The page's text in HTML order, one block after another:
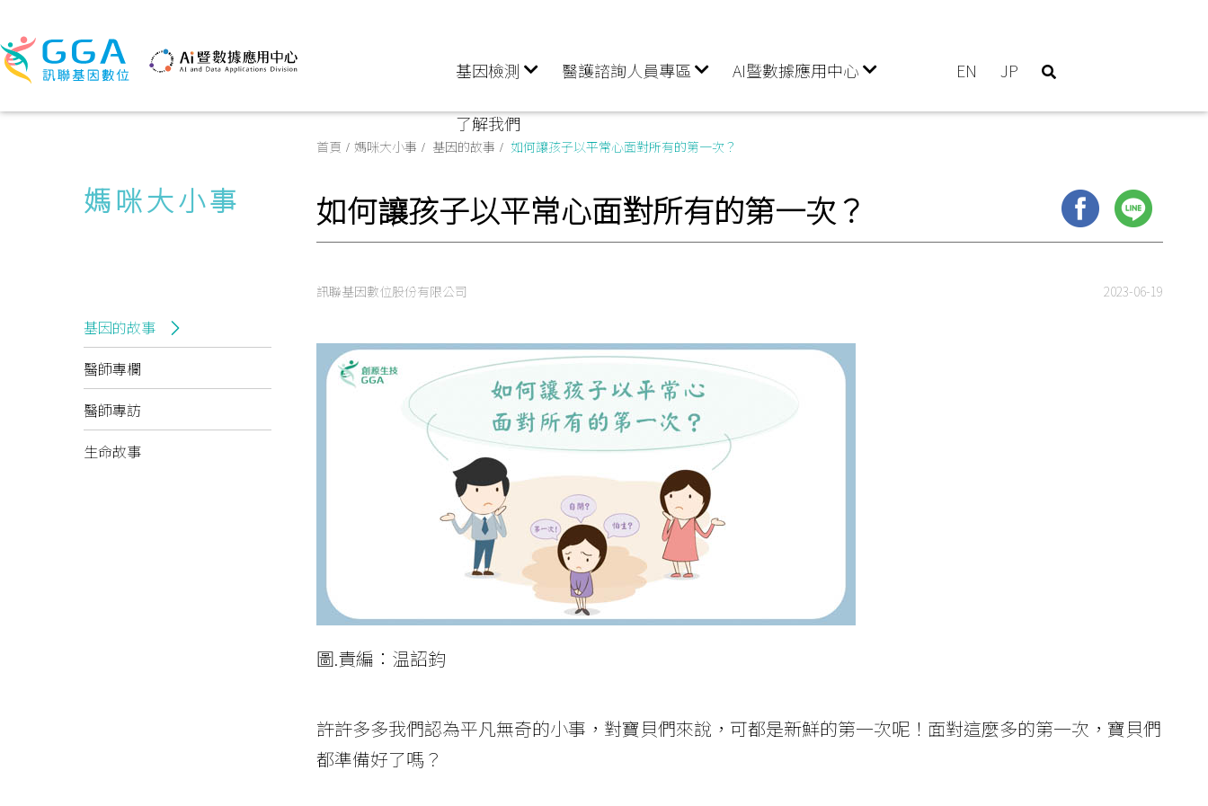
基因檢測 醫護諮詢人員專區 AI暨數據應用中心
了解我們
EN JP
媽咪大小事
基因的故事
醫師專欄
醫師專訪
生命故事
首頁 媽咪大小事 基因的故事 如何讓孩子以平常心面對所有的第一次？
如何讓孩子以平常心面對所有的第一次？
訊聯基因數位股份有限公司 2023-06-19
圖.責編：温詔鈞
許許多多我們認為平凡無奇的小事，對寶貝們來說，可都是新鮮的第一次呢！面對這麼多的第一次，寶貝們
都準備好了嗎？